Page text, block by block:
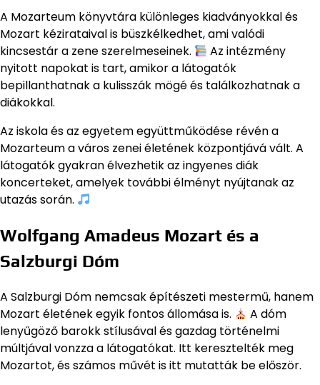
A Mozarteum könyvtára különleges kiadványokkal és
Mozart kézirataival is büszkélkedhet, ami valódi
kincsestár a zene szerelmeseinek.
Az intézmény
nyitott napokat is tart, amikor a látogatók
bepillanthatnak a kulisszák mögé és találkozhatnak a
diákokkal.
Az iskola és az egyetem együttműködése révén a
Mozarteum a város zenei életének központjává vált. A
látogatók gyakran élvezhetik az ingyenes diák
koncerteket, amelyek további élményt nyújtanak az
utazás során.
Wolfgang Amadeus Mozart és a
Salzburgi Dóm
A Salzburgi Dóm nemcsak építészeti mestermű, hanem
Mozart életének egyik fontos állomása is.
A dóm
lenyűgöző barokk stílusával és gazdag történelmi
múltjával vonzza a látogatókat. Itt keresztelték meg
Mozartot, és számos művét is itt mutatták be először.